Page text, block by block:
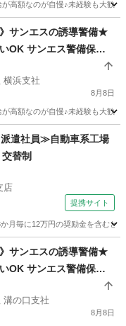
額なのが自慢♪未経験も大歓迎
》サンエスの誘導警備★
OK サンエス警備保障
横浜支社
8月8日
額なのが自慢♪未経験も大歓迎
サンエス警備保障株式会社
遣社員≫自動車系工場
替制
店
提携サイト
月毎に12万円の奨励金を含む
》サンエスの誘導警備★
OK サンエス警備保障
溝の口支社
8月8日